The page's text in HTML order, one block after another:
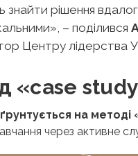
знайти рішення
», – поділився
Центру лідерства
«case
на методі
через активне